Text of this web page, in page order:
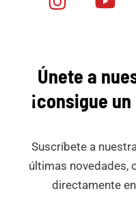
Únete a
¡consigue
Suscríbete a
últimas novedades,
directamente